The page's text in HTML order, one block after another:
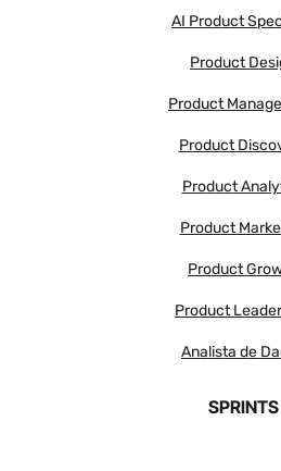
AI Product
Product
Product
Product
Product
Product
Product
Product
Analista de
SPRINTS